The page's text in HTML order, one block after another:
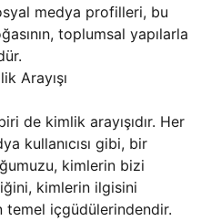
medya profilleri, bu
toplumsal yapılarla
Arayışı
de kimlik arayışıdır. Her
kullanıcısı gibi, bir
kimlerin bizi
kimlerin ilgisini
temel içgüdülerindendir.